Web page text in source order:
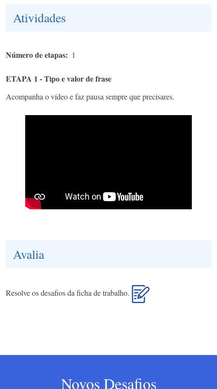
Atividades
Número de etapas 1
ETAPA 1 - Tipo e valor de frase
Acompanha o vídeo e faz pausa sempre que precisares.
Avalia
Resolve os desafios da ficha de trabalho.
Novos Desafios